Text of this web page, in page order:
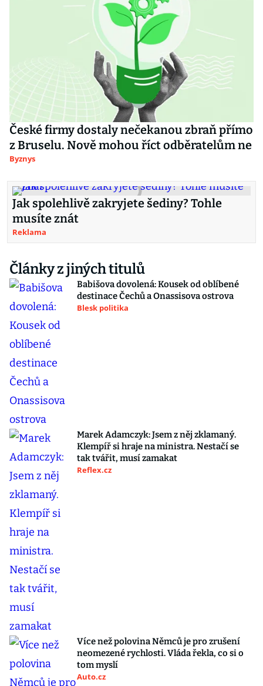
České firmy dostaly nečekanou zbraň přímo
z Bruselu. Nově mohou říct odběratelům ne
Byznys
Jak spolehlivě zakryjete šediny? Tohle
musíte znát
Reklama
Články z jiných titulů
Babišova dovolená: Kousek od oblíbené
destinace Čechů a Onassisova ostrova
Blesk politika
Marek Adamczyk: Jsem z něj zklamaný.
Klempíř si hraje na ministra. Nestačí se
tak tvářit, musí zamakat
Reflex.cz
Více než polovina Němců je pro zrušení
neomezené rychlosti. Vláda řekla, co si o
tom myslí
Auto.cz